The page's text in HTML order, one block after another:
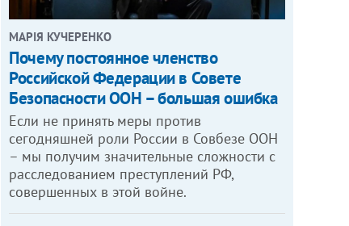
МАРІЯ КУЧЕРЕНКО
​Почему постоянное членство
Российской Федерации в Совете
Безопасности ООН – большая ошибка
Если не принять меры против
сегодняшней роли России в Совбезе ООН
– мы получим значительные сложности с
расследованием преступлений РФ,
совершенных в этой войне.